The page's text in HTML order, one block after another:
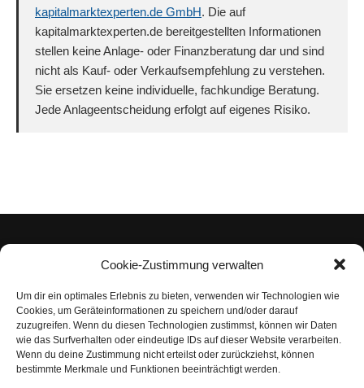
Cookie-Zustimmung verwalten
Um dir ein optimales Erlebnis zu bieten, verwenden wir Technologien wie
Cookies, um Geräteinformationen zu speichern und/oder darauf
zuzugreifen. Wenn du diesen Technologien zustimmst, können wir Daten
wie das Surfverhalten oder eindeutige IDs auf dieser Website verarbeiten.
Wenn du deine Zustimmung nicht erteilst oder zurückziehst, können
bestimmte Merkmale und Funktionen beeinträchtigt werden.
kapitalmarktexperten.de GmbH. Die auf
kapitalmarktexperten.de bereitgestellten Informationen
stellen keine Anlage- oder Finanzberatung dar und sind
nicht als Kauf- oder Verkaufsempfehlung zu verstehen.
Sie ersetzen keine individuelle, fachkundige Beratung.
Jede Anlageentscheidung erfolgt auf eigenes Risiko.
Impressum
Datenschutzerklärung
Nutzungsbedingungen | Haftungsausschluss